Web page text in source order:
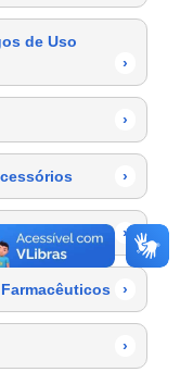
de Uso
›
›
›
›
›
›